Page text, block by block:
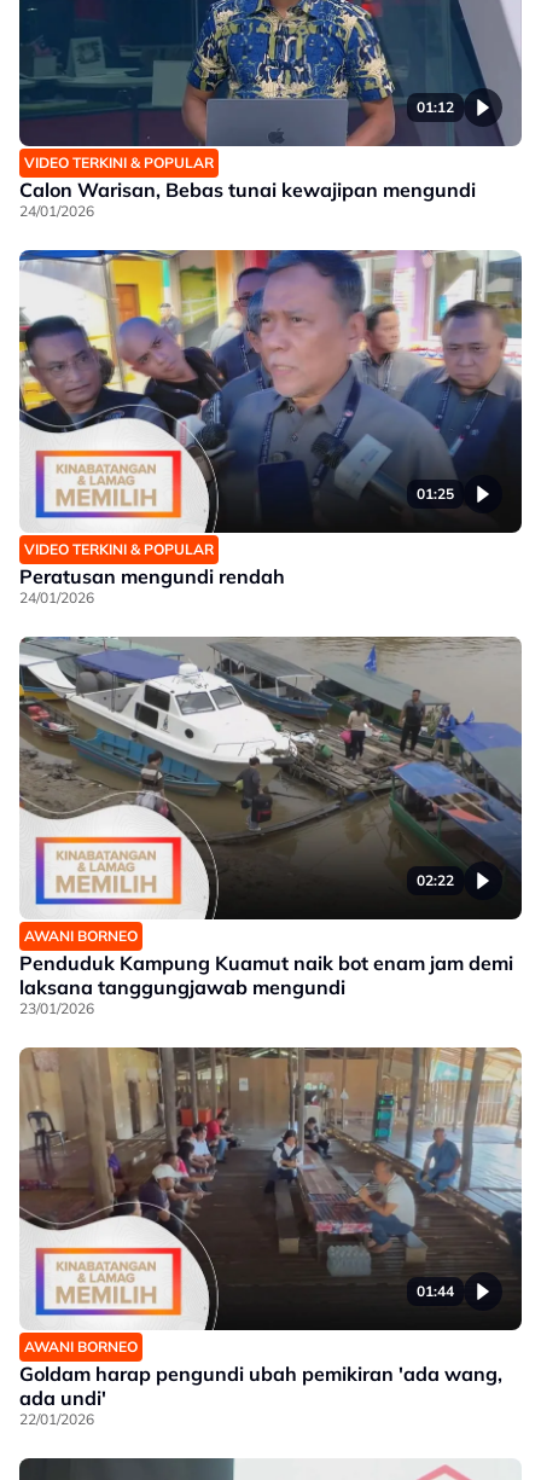
01:12
VIDEO TERKINI & POPULAR
Calon Warisan, Bebas tunai kewajipan mengundi
24/01/2026
01:25
VIDEO TERKINI & POPULAR
Peratusan mengundi rendah
24/01/2026
02:22
AWANI BORNEO
Penduduk Kampung Kuamut naik bot enam jam demi
laksana tanggungjawab mengundi
23/01/2026
01:44
AWANI BORNEO
Goldam harap pengundi ubah pemikiran 'ada wang,
ada undi'
22/01/2026